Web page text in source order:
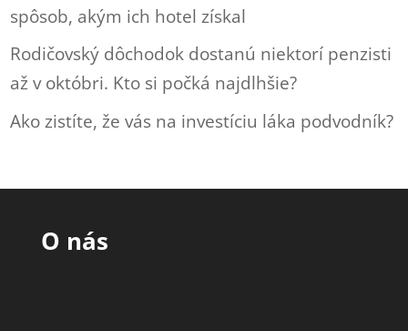
spôsob, akým ich hotel získal
Rodičovský dôchodok dostanú niektorí penzisti
až v októbri. Kto si počká najdlhšie?
Ako zistíte, že vás na investíciu láka podvodník?
O nás